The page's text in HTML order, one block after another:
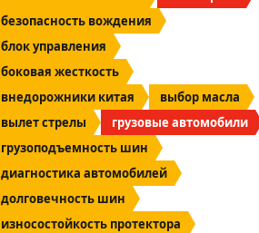
безопасность вождения
блок управления
боковая жесткость
внедорожники китая
выбор масла
вылет стрелы
грузовые автомобили
грузоподъемность шин
диагностика автомобилей
долговечность шин
износостойкость протектора